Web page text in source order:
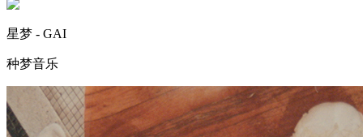
星梦 - GAI
种梦音乐